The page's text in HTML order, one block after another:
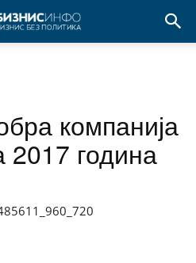
компанија
2017 година